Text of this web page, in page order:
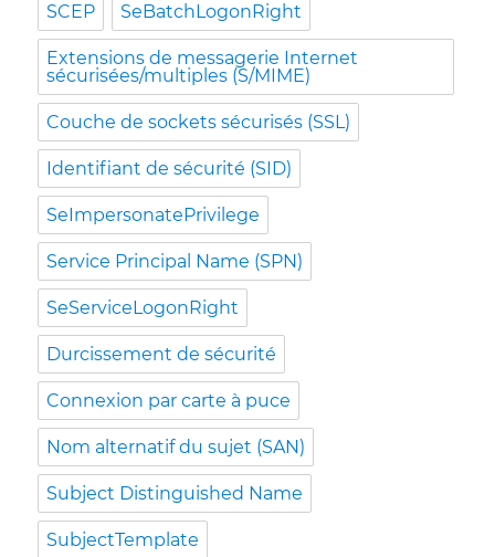
SCEP SeBatchLogonRight
Extensions de messagerie Internet
sécurisées/multiples (S/MIME)
Couche de sockets sécurisés (SSL)
Identifiant de sécurité (SID)
SeImpersonatePrivilege
Service Principal Name (SPN)
SeServiceLogonRight
Durcissement de sécurité
Connexion par carte à puce
Nom alternatif du sujet (SAN)
Subject Distinguished Name
SubjectTemplate